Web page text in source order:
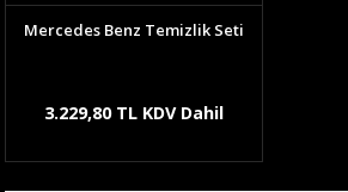
Mercedes Benz Temizlik Seti
3.229,80 TL KDV Dahil